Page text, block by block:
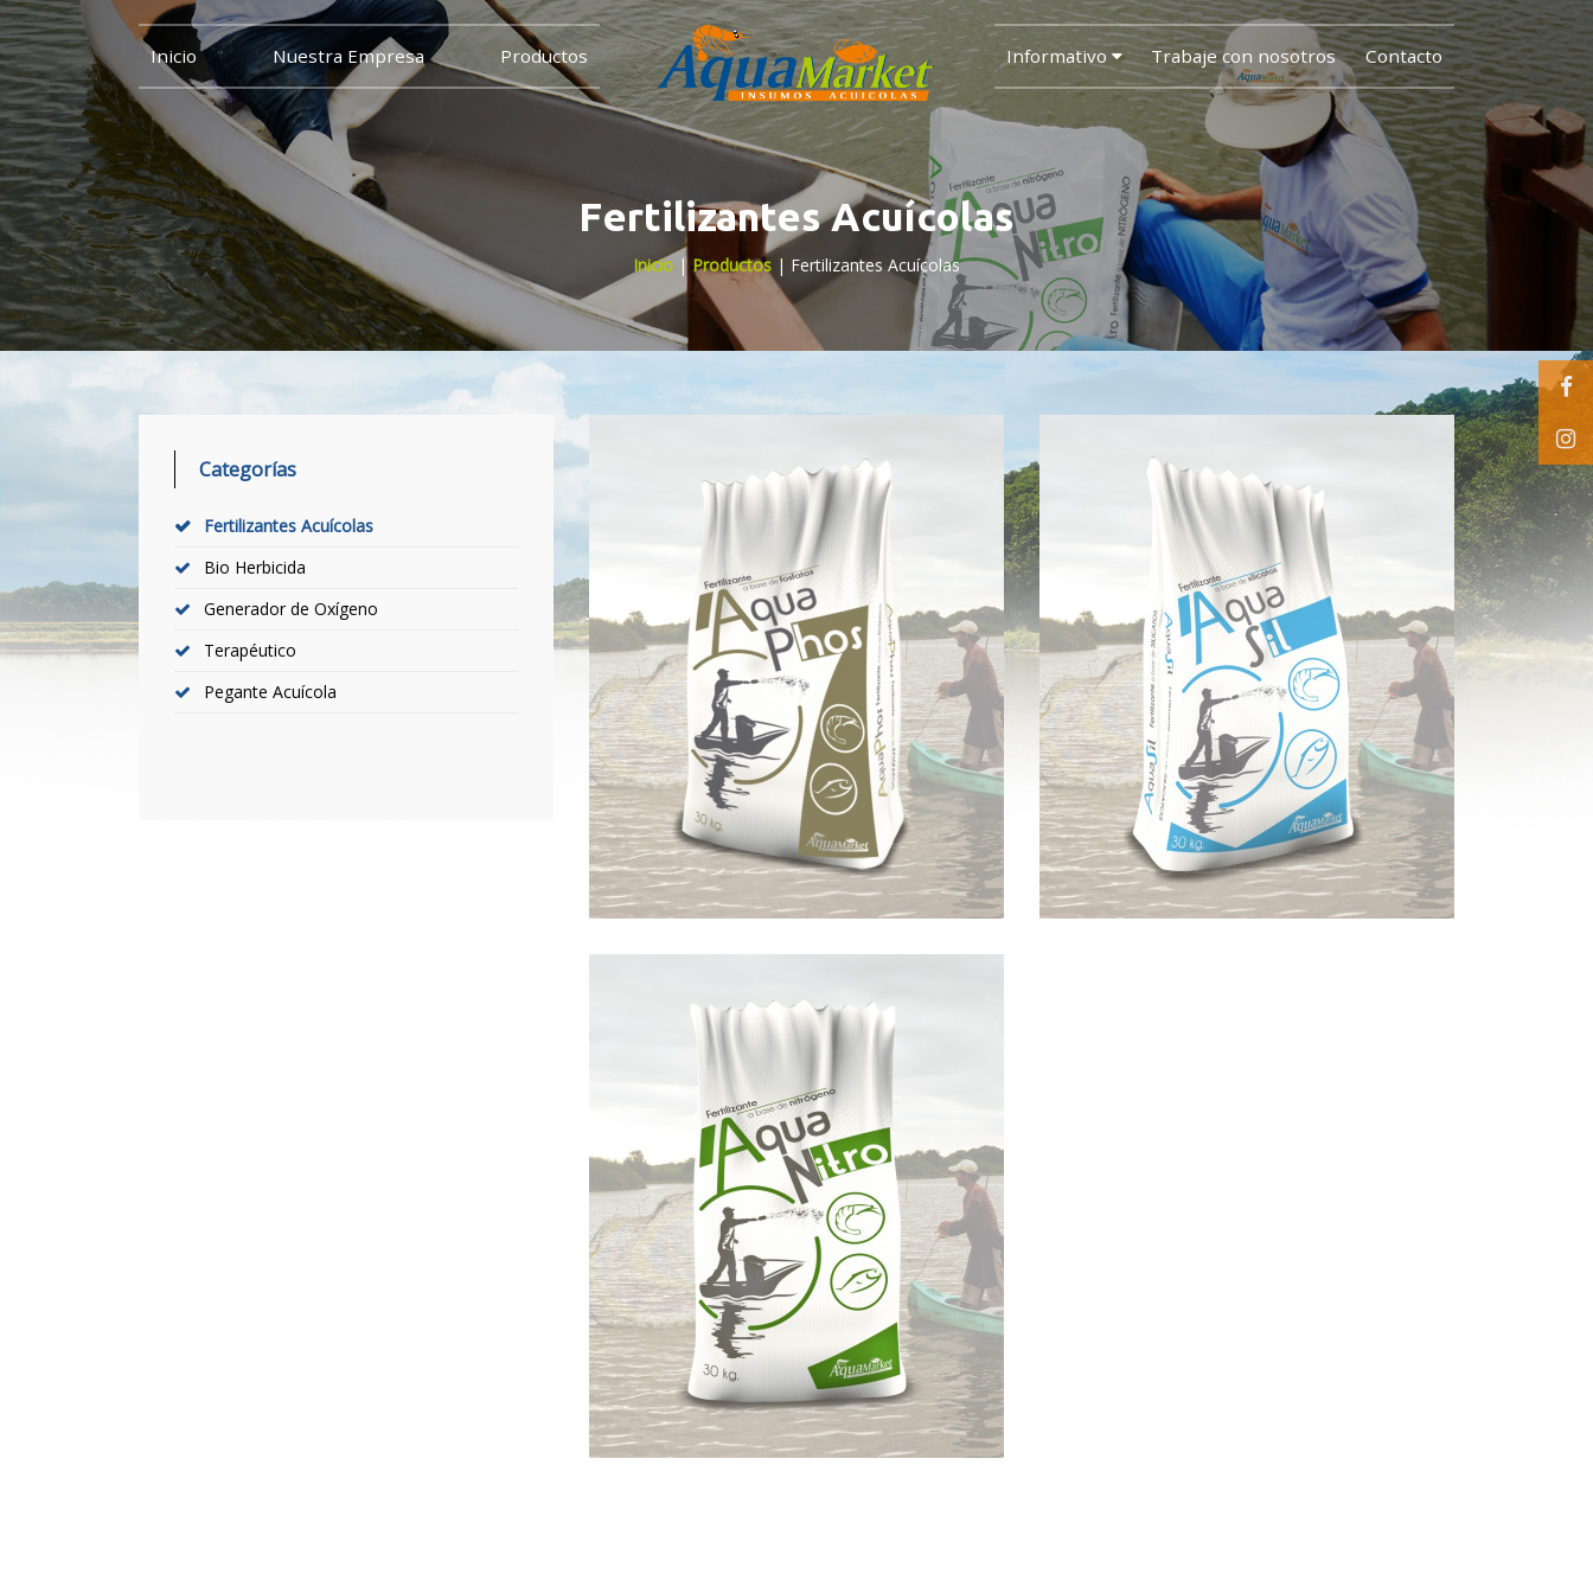
Inicio Nuestra Empresa Productos Informativo Trabaje con nosotros Contacto
Fertilizantes Acuícolas
Inicio | Productos | Fertilizantes Acuícolas
Categorías
Fertilizantes Acuícolas
Bio Herbicida
Generador de Oxígeno
Terapéutico
Pegante Acuícola
AQUAPHOS® AQUASIL®
AQUANITRO®